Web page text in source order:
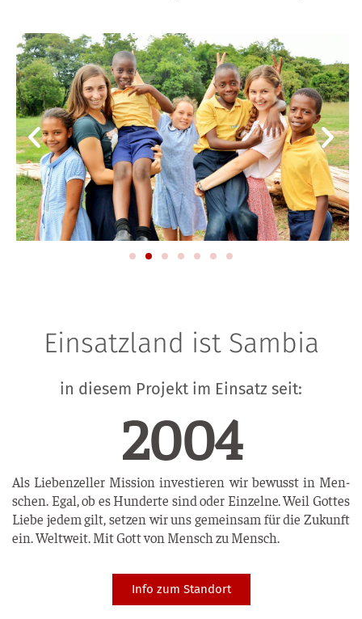
Einsatzland ist Sambia
in diesem Projekt im Einsatz seit:
2004
Als Lie­ben­zel­ler Mis­si­on inves­tie­ren wir bewusst in Men­
schen. Egal, ob es Hun­der­te sind oder Ein­zel­ne. Weil Got­tes
Lie­be jedem gilt, set­zen wir uns gemein­sam für die Zukunft
ein. Welt­weit. Mit Gott von Mensch zu Mensch.
Info zum Standort